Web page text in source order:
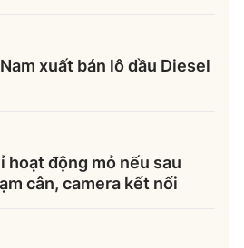
xuất bán lô dầu Diesel
hoạt động mỏ nếu sau
cân, camera kết nối